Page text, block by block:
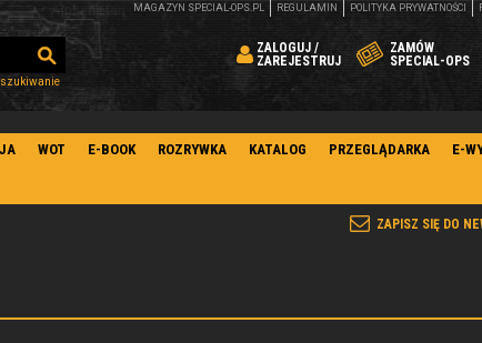
ZALOGUJ /
ZAREJESTRUJ
ZAMÓW
SPECIAL-OPS
MAGAZYN SPECIAL-OPS.PL REGULAMIN POLITYKA PRYWATNOŚCI
WOT E-BOOK ROZRYWKA KATALOG PRZEGLĄDARKA E-
ZAPISZ SIĘ DO